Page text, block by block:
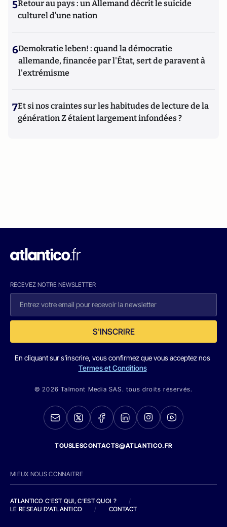
5Retour au pays : un Allemand décrit le suicide
culturel d’une nation
6Demokratie leben! : quand la démocratie
allemande, financée par l'État, sert de paravent à
l'extrémisme
7Et si nos craintes sur les habitudes de lecture de la
génération Z étaient largement infondées ?
RECEVEZ NOTRE NEWSLETTER
S'INSCRIRE
En cliquant sur s'inscrire, vous confirmez que vous acceptez nos
Termes et Conditions
© 2026 Talmont Media SAS. tous droits réservés.
TOUSLESCONTACTS@ATLANTICO.FR
MIEUX NOUS CONNAITRE
ATLANTICO C'EST QUI, C'EST QUOI ?
/
LE RESEAU D'ATLANTICO
/ CONTACT